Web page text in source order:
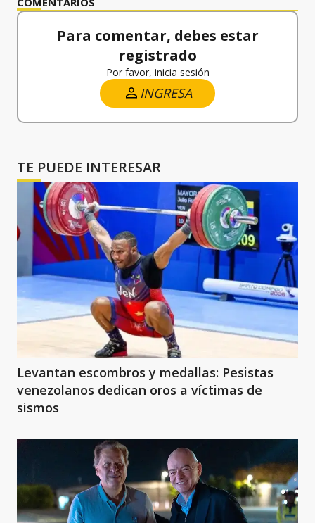
Para comentar, debes estar
registrado
Por favor, inicia sesión
INGRESA
TE PUEDE INTERESAR
Levantan escombros y medallas: Pesistas
venezolanos dedican oros a víctimas de
sismos